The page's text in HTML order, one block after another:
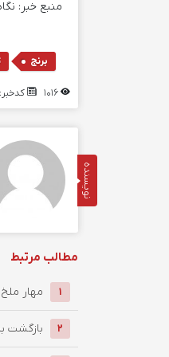
منبع خبر:
برنج ,
کدخبر: 24267
نویسنده
مطالب مرتبط
1 ‌مهار
2 بازگشت بیش از ۳ هزار زائر اربعین